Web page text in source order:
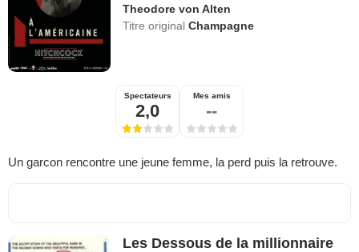
Theodore von Alten
Titre originalChampagne
Spectateurs
2,0
Mes amis
--
Un garcon rencontre une jeune femme, la perd puis la retrouve.
Les Dessous de la millionnaire